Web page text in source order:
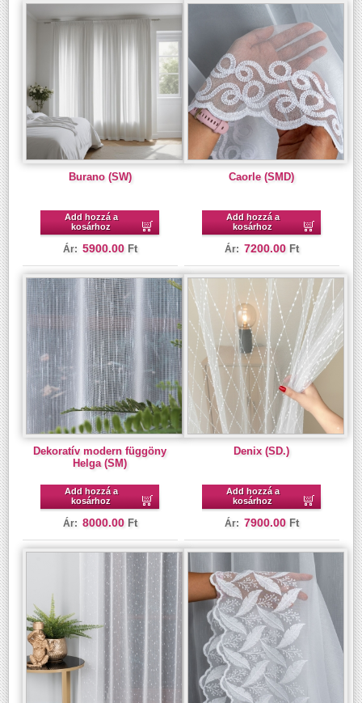
Burano (SW)
Add hozzá a
kosárhoz
Ár: 5900.00 Ft
Caorle (SMD)
Add hozzá a
kosárhoz
Ár: 7200.00 Ft
Dekoratív modern függöny
Helga (SM)
Add hozzá a
kosárhoz
Ár: 8000.00 Ft
Denix (SD.)
Add hozzá a
kosárhoz
Ár: 7900.00 Ft